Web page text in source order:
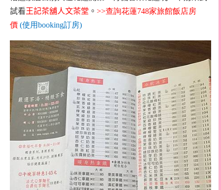
試看王記茶舖人文茶堂 。 >>查詢花蓮748家旅館飯店房
價 (使用booking訂房)